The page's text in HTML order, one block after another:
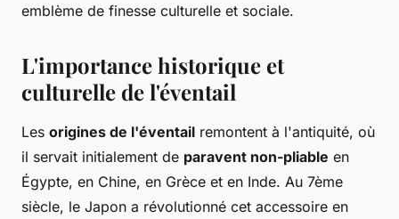
emblème de finesse culturelle et sociale.
L'importance historique et
culturelle de l'éventail
Les origines de l'éventail remontent à l'antiquité, où
il servait initialement de paravent non-pliable en
Égypte, en Chine, en Grèce et en Inde. Au 7ème
siècle, le Japon a révolutionné cet accessoire en